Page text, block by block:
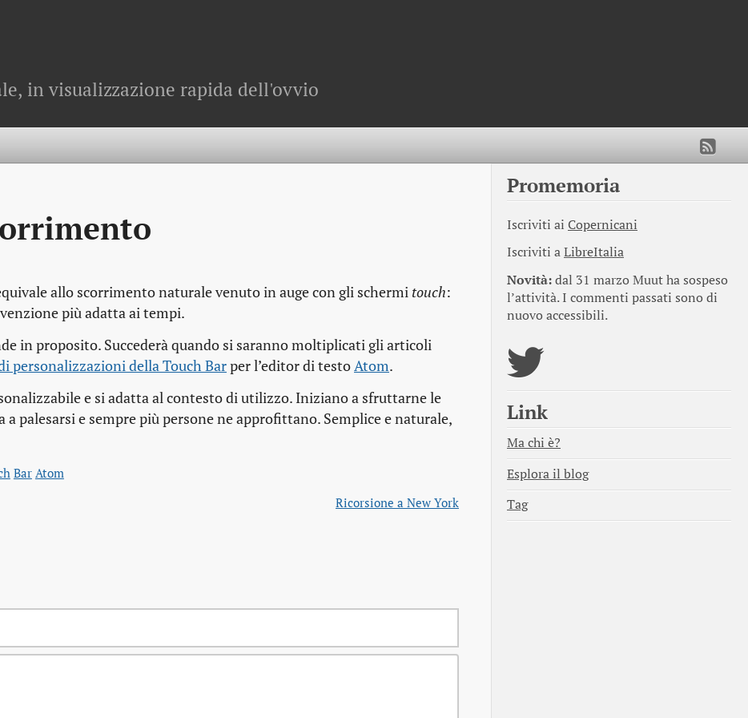
in visualizzazione rapida dell'ovvio
allo scorrimento naturale venuto in auge con gli schermi touch:
più adatta ai tempi.
in proposito. Succederà quando si saranno moltiplicati gli articoli
personalizzazioni della Touch Barper l’editor di testoAtom.
e si adatta al contesto di utilizzo. Iniziano a sfruttarne le
palesarsi e sempre più persone ne approfittano. Semplice e naturale,
Bar Atom
Ricorsione a New York
Promemoria
Iscriviti ai Copernicani
Iscriviti aLibreItalia
Novità:dal 31 marzo Muut ha sospeso
l’attività. I commenti passati sono di
nuovo accessibili.
Link
Ma chi è?
Esplora il blog
Tag